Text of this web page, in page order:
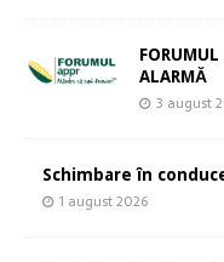
FORUMUL
ALARMĂ
3 august
Schimbare în
1 august 2026